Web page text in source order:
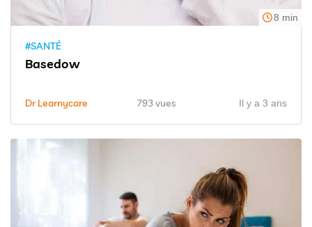
8 min
#SANTÉ
Basedow
Dr Learnycare 793 vues Il y a 3 ans